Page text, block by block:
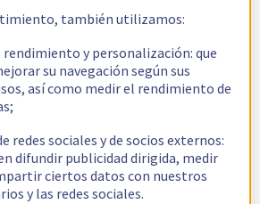
también utilizamos:
rendimiento y personalización: que
su navegación según sus
así como medir el rendimiento de
redes sociales y de socios externos:
difundir publicidad dirigida, medir
ciertos datos con nuestros
y las redes sociales.